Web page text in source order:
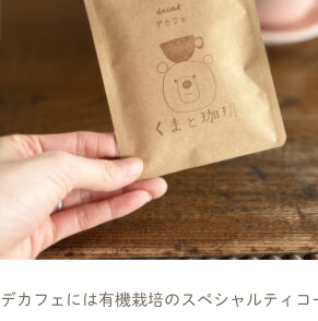
デカフェには有機栽培のスペシャルティコ